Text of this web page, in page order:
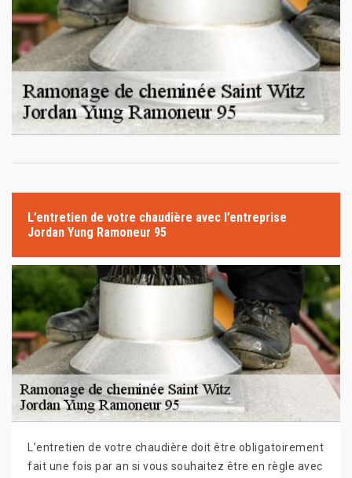
L’entretien de votre chaudière avec l’entreprise
Jordan Yung Ramoneur 95
L’entretien de votre chaudière doit être obligatoirement
fait une fois par an si vous souhaitez être en règle avec